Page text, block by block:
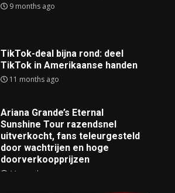
9 months ago
TikTok-deal bijna rond: deel
TikTok in Amerikaanse handen
11 months ago
Ariana Grande’s Eternal
Sunshine Tour razendsnel
uitverkocht, fans teleurgesteld
door wachtrijen en hoge
doorverkoopprijzen
11 months ago